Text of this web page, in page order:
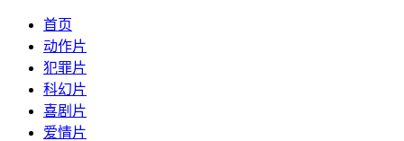
首页
动作片
犯罪片
科幻片
喜剧片
爱情片